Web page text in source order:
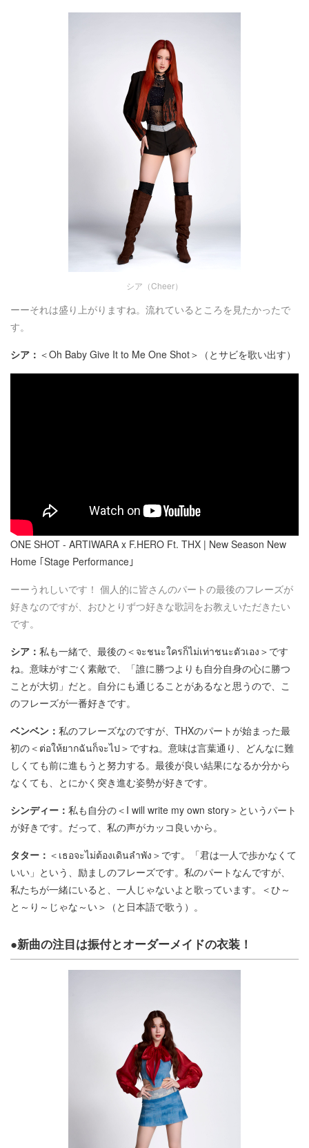
シア（Cheer）
ーーそれは盛り上がりますね。流れているところを見たかったで
す。
シア： ＜Oh Baby Give It to Me One Shot＞（とサビを歌い出す）
ONE SHOT - ARTIWARA x F.HERO Ft. THX | New Season New
Home ｢Stage Performance｣
ーーうれしいです！ 個人的に皆さんのパートの最後のフレーズが
好きなのですが、おひとりずつ好きな歌詞をお教えいただきたい
です。
シア： 私も一緒で、最後の＜จะชนะใครก็ไม่เท่าชนะตัวเอง＞です
ね。意味がすごく素敵で、「誰に勝つよりも自分自身の心に勝つ
ことが大切」だと。自分にも通じることがあるなと思うので、こ
のフレーズが一番好きです。
ベンベン： 私のフレーズなのですが、THXのパートが始まった最
初の＜ต่อให้ยากฉันก็จะไป＞ですね。意味は言葉通り、どんなに難
しくても前に進もうと努力する。最後が良い結果になるか分から
なくても、とにかく突き進む姿勢が好きです。
シンディー： 私も自分の＜I will write my own story＞というパート
が好きです。だって、私の声がカッコ良いから。
タター： ＜เธอจะไม่ต้องเดินลำพัง＞です。「君は一人で歩かなくて
いい」という、励ましのフレーズです。私のパートなんですが、
私たちが一緒にいると、一人じゃないよと歌っています。＜ひ～
と～り～じゃな～い＞（と日本語で歌う）。
●新曲の注目は振付とオーダーメイドの衣装！